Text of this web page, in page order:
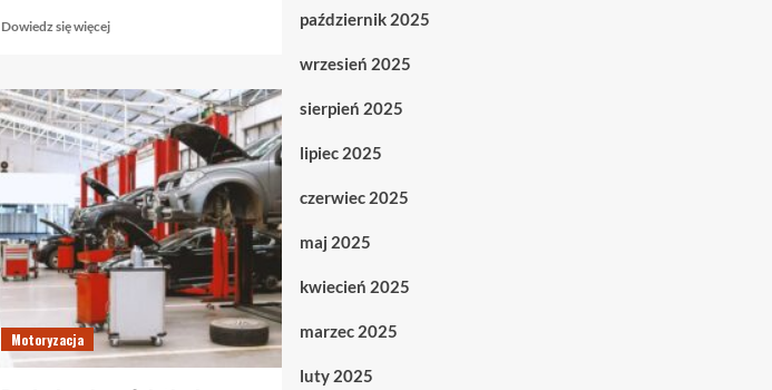
Dowiedz się więcejDowiedz
o
Odzież
multiochronna
–
klucz
do
pełnego
bezpieczeństwa
w
pracy
Motoryzacja
październik 2025
wrzesień 2025
sierpień 2025
lipiec 2025
czerwiec 2025
maj 2025
kwiecień 2025
marzec 2025
luty 2025